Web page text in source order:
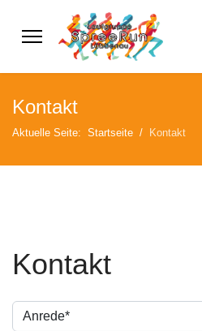
Kontakt
Aktuelle Seite: Startseite Kontakt
Kontakt